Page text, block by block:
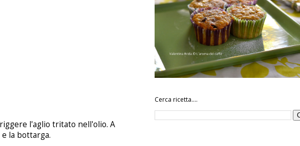
l'aglio tritato nell'olio. A
la bottarga.
Cerca ricetta....